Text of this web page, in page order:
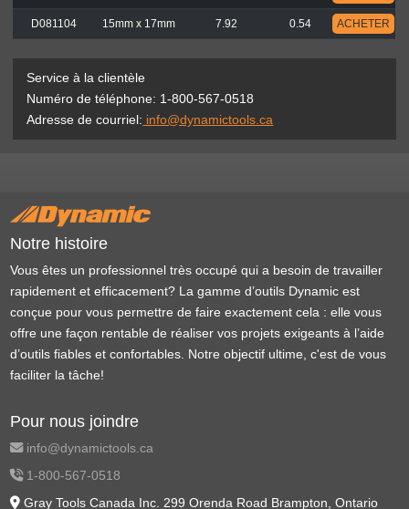
D081104 15mm x 17mm 7.92 0.54 ACHETER
Service à la clientèle
Numéro de téléphone: 1-800-567-0518
Adresse de courriel: info@dynamictools.ca
Notre histoire
Vous êtes un professionnel très occupé qui a besoin de travailler
rapidement et efficacement? La gamme d’outils Dynamic est
conçue pour vous permettre de faire exactement cela : elle vous
offre une façon rentable de réaliser vos projets exigeants à l’aide
d’outils fiables et confortables. Notre objectif ultime, c'est de vous
faciliter la tâche!
Pour nous joindre
info@dynamictools.ca
1-800-567-0518
Gray Tools Canada Inc. 299 Orenda Road Brampton, Ontario